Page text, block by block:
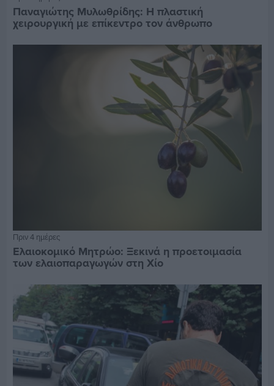
Παναγιώτης Μυλωθρίδης: Η πλαστική
χειρουργική με επίκεντρο τον άνθρωπο
Πριν 4 ημέρες
Ελαιοκομικό Μητρώο: Ξεκινά η προετοιμασία
των ελαιοπαραγωγών στη Χίο